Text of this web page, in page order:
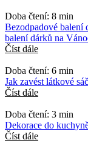
Doba čtení: 8 min
Bezodpadové balení
balení dárků na
Číst dále
Doba čtení: 6 min
Jak zavést látkové
Číst dále
Doba čtení: 3 min
Dekorace do
Číst dále